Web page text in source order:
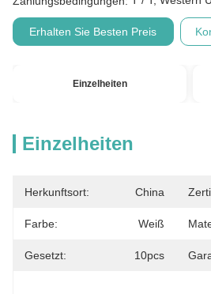
Erhalten Sie Besten Preis
Einzelheiten
Einzelheiten
Herkunftsort: China
Farbe: Weiß
Gesetzt: 10pcs